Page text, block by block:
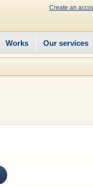
Create an
Works Our services